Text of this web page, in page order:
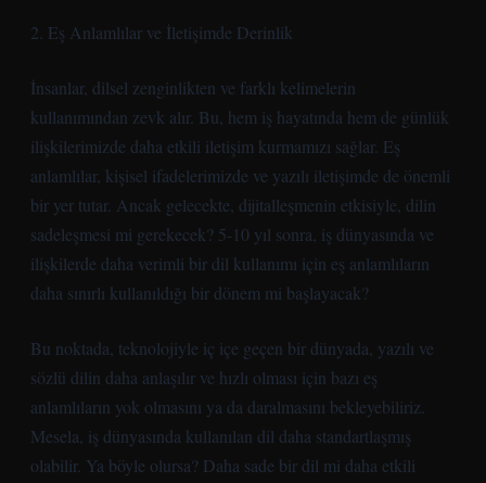
2. Eş Anlamlılar ve İletişimde Derinlik
İnsanlar, dilsel zenginlikten ve farklı kelimelerin
kullanımından zevk alır. Bu, hem iş hayatında hem de günlük
ilişkilerimizde daha etkili iletişim kurmamızı sağlar. Eş
anlamlılar, kişisel ifadelerimizde ve yazılı iletişimde de önemli
bir yer tutar. Ancak gelecekte, dijitalleşmenin etkisiyle, dilin
sadeleşmesi mi gerekecek? 5-10 yıl sonra, iş dünyasında ve
ilişkilerde daha verimli bir dil kullanımı için eş anlamlıların
daha sınırlı kullanıldığı bir dönem mi başlayacak?
Bu noktada, teknolojiyle iç içe geçen bir dünyada, yazılı ve
sözlü dilin daha anlaşılır ve hızlı olması için bazı eş
anlamlıların yok olmasını ya da daralmasını bekleyebiliriz.
Mesela, iş dünyasında kullanılan dil daha standartlaşmış
olabilir. Ya böyle olursa? Daha sade bir dil mi daha etkili